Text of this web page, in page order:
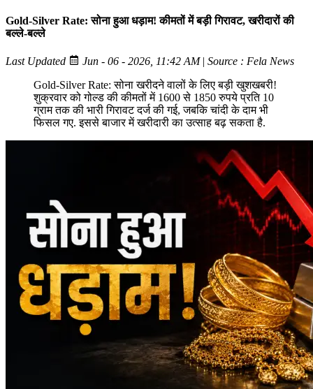
Gold-Silver Rate: सोना हुआ धड़ाम! कीमतों में बड़ी गिरावट, खरीदारों की
बल्ले-बल्ले
Last Updated Jun - 06 - 2026, 11:42 AM| Source : Fela News
Gold-Silver Rate: सोना खरीदने वालों के लिए बड़ी खुशखबरी!
शुक्रवार को गोल्ड की कीमतों में 1600 से 1850 रुपये प्रति 10
ग्राम तक की भारी गिरावट दर्ज की गई, जबकि चांदी के दाम भी
फिसल गए. इससे बाजार में खरीदारी का उत्साह बढ़ सकता है.